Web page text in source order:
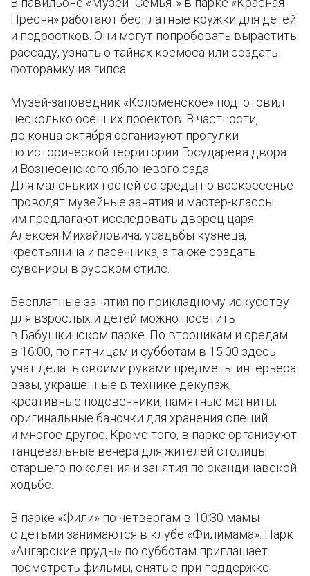
Пресня» работают бесплатные кружки для детей
и подростков. Они могут попробовать вырастить
рассаду, узнать о тайнах космоса или создать
фоторамку из гипса.
Музей-заповедник «Коломенское» подготовил
несколько осенних проектов. В частности,
до конца октября организуют прогулки
по исторической территории Государева двора
и Вознесенского яблоневого сада.
Для маленьких гостей со среды по воскресенье
проводят музейные занятия и мастер-классы:
им предлагают исследовать дворец царя
Алексея Михайловича, усадьбы кузнеца,
крестьянина и пасечника, а также создать
сувениры в русском стиле.
Бесплатные занятия по прикладному искусству
для взрослых и детей можно посетить
в Бабушкинском парке. По вторникам и средам
в 16:00, по пятницам и субботам в 15:00 здесь
учат делать своими руками предметы интерьера:
вазы, украшенные в технике декупаж,
креативные подсвечники, памятные магниты,
оригинальные баночки для хранения специй
и многое другое. Кроме того, в парке организуют
танцевальные вечера для жителей столицы
старшего поколения и занятия по скандинавской
ходьбе.
В парке «Фили» по четвергам в 10:30 мамы
с детьми занимаются в клубе «Филимама». Парк
«Ангарские пруды» по субботам приглашает
посмотреть фильмы, снятые при поддержке